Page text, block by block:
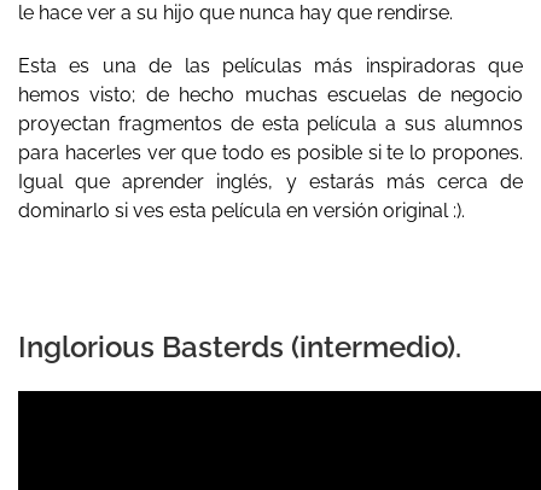
le hace ver a su hijo que nunca hay que rendirse.
Esta es una de las películas más inspiradoras que
hemos visto; de hecho muchas escuelas de negocio
proyectan fragmentos de esta película a sus alumnos
para hacerles ver que todo es posible si te lo propones.
Igual que aprender inglés, y estarás más cerca de
dominarlo si ves esta película en versión original :).
Inglorious Basterds (intermedio).